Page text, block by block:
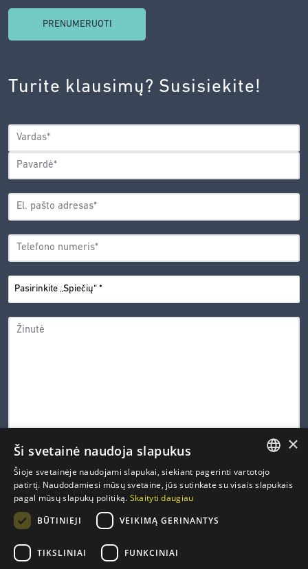
SUTINKU
AGENTŪROS
PRIVATUMO
POLITIKA.*
Turite klausimų? Susisiekite!
VARDAS*
Vardas
EL.
ADRESAS*
TELEFONO
NUMERIS*
PASIRINKITE
„SPIEČIŲ“*
ŽINUTĖ
0 iš 600 leistinų simbolių
CAPTCHA
PRIVATUMO
POLITIKA
politika .*
LITHUANIAN
×
Ši svetainė naudoja slapukus
Šioje svetainėje naudojami slapukai, siekiant pagerinti vartotojo
patirtį. Naudodamiesi mūsų svetaine, jūs sutinkate su visais slapukais
pagal mūsų slapukų politiką. Skaityti daugiau
BŪTINIEJI
VEIKIMĄ GERINANTYS
TIKSLINIAI FUNKCINIAI